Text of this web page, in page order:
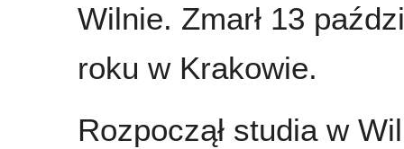
Wilnie. Zmarł 13
roku w Krakowie.
Rozpoczął studia w